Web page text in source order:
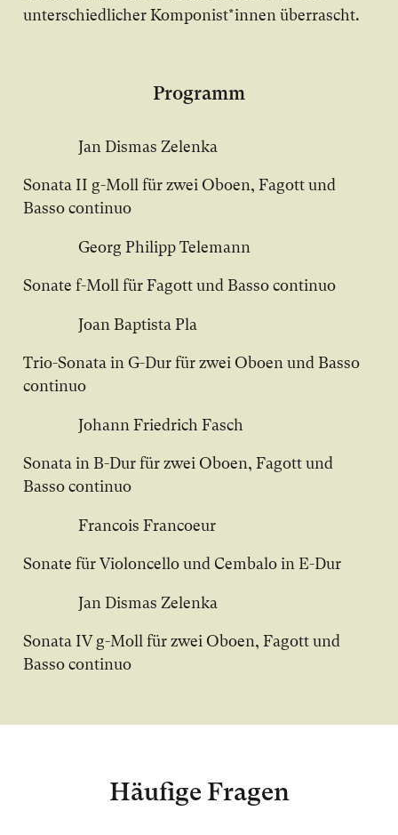
unterschiedlicher Komponist*innen überrascht.
Programm
Jan Dismas Zelenka
Sonata II g-Moll für zwei Oboen, Fagott und
Basso continuo
Georg Philipp Telemann
Sonate f-Moll für Fagott und Basso continuo
Joan Baptista Pla
Trio-Sonata in G-Dur für zwei Oboen und Basso
continuo
Johann Friedrich Fasch
Sonata in B-Dur für zwei Oboen, Fagott und
Basso continuo
Francois Francoeur
Sonate für Violoncello und Cembalo in E-Dur
Jan Dismas Zelenka
Sonata IV g-Moll für zwei Oboen, Fagott und
Basso continuo
Häufige Fragen